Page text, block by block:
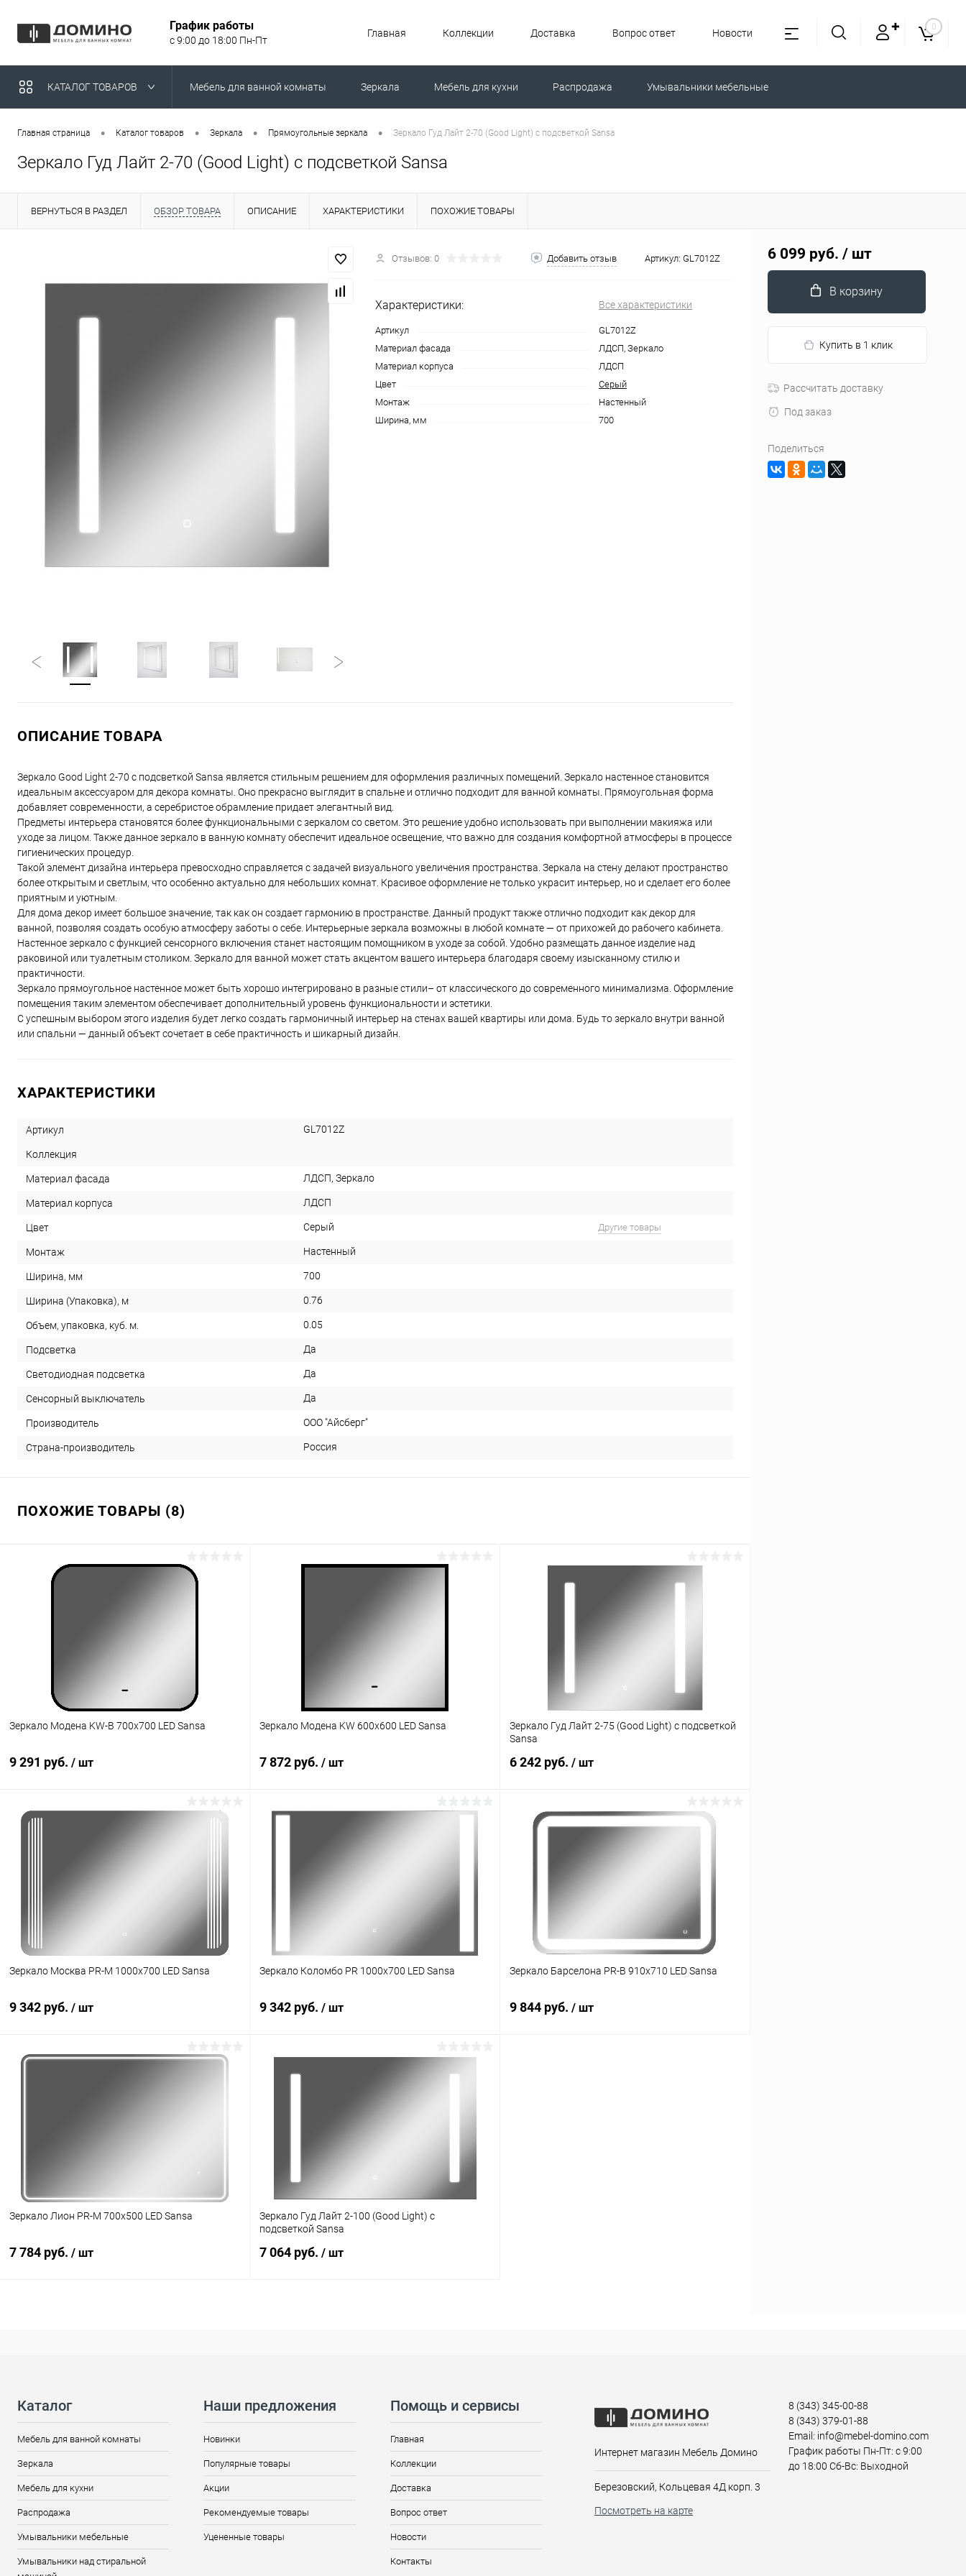
График работы
с 9:00 до 18:00 Пн-Пт
Главная Коллекции Доставка Вопрос ответ Новости
✚ 0
КАТАЛОГ ТОВАРОВ Мебель для ванной комнаты Зеркала Мебель для кухни Распродажа Умывальники мебельные
Умывальники над стиральной машиной Унитазы
Главная страница • Каталог товаров • Зеркала • Прямоугольные зеркала • Зеркало Гуд Лайт 2-70 (Good Light) с подсветкой Sansa
Зеркало Гуд Лайт 2-70 (Good Light) с подсветкой Sansa
ВЕРНУТЬСЯ В РАЗДЕЛ ОБЗОР ТОВАРА ОПИСАНИЕ ХАРАКТЕРИСТИКИ ПОХОЖИЕ ТОВАРЫ
Отзывов: 0 Добавить отзыв Артикул: GL7012Z
Характеристики: Все характеристики
Артикул
GL7012Z
Материал фасада
ЛДСП, Зеркало
Материал корпуса
ЛДСП
Цвет
Серый
Монтаж
Настенный
Ширина, мм
700
ОПИСАНИЕ ТОВАРА
Зеркало Good Light 2-70 с подсветкой Sansa является стильным решением для оформления различных помещений. Зеркало настенное становится
идеальным аксессуаром для декора комнаты. Оно прекрасно выглядит в спальне и отлично подходит для ванной комнаты. Прямоугольная форма
добавляет современности, а серебристое обрамление придает элегантный вид.
Предметы интерьера становятся более функциональными с зеркалом со светом. Это решение удобно использовать при выполнении макияжа или
уходе за лицом. Также данное зеркало в ванную комнату обеспечит идеальное освещение, что важно для создания комфортной атмосферы в процессе
гигиенических процедур.
Такой элемент дизайна интерьера превосходно справляется с задачей визуального увеличения пространства. Зеркала на стену делают пространство
более открытым и светлым, что особенно актуально для небольших комнат. Красивое оформление не только украсит интерьер, но и сделает его более
приятным и уютным.
Для дома декор имеет большое значение, так как он создает гармонию в пространстве. Данный продукт также отлично подходит как декор для
ванной, позволяя создать особую атмосферу заботы о себе. Интерьерные зеркала возможны в любой комнате — от прихожей до рабочего кабинета.
Настенное зеркало с функцией сенсорного включения станет настоящим помощником в уходе за собой. Удобно размещать данное изделие над
раковиной или туалетным столиком. Зеркало для ванной может стать акцентом вашего интерьера благодаря своему изысканному стилю и
практичности.
Зеркало прямоугольное настенное может быть хорошо интегрировано в разные стили– от классического до современного минимализма. Оформление
помещения таким элементом обеспечивает дополнительный уровень функциональности и эстетики.
С успешным выбором этого изделия будет легко создать гармоничный интерьер на стенах вашей квартиры или дома. Будь то зеркало внутри ванной
или спальни — данный объект сочетает в себе практичность и шикарный дизайн.
ХАРАКТЕРИСТИКИ
Артикул GL7012Z
Коллекция
Материал фасада ЛДСП, Зеркало
Материал корпуса ЛДСП
Цвет Серый Другие товары
Монтаж Настенный
Ширина, мм 700
Ширина (Упаковка), м 0.76
Объем, упаковка, куб. м. 0.05
Подсветка Да
Светодиодная подсветка Да
Сенсорный выключатель Да
Производитель ООО "Айсберг"
Страна-производитель Россия
ПОХОЖИЕ ТОВАРЫ (8)
Зеркало Модена KW-B 700х700 LED Sansa
9 291 руб. / шт
Зеркало Модена KW 600х600 LED Sansa
7 872 руб. / шт
Зеркало Гуд Лайт 2-75 (Good Light) с подсветкой
Sansa
6 242 руб. / шт
Зеркало Москва PR-M 1000х700 LED Sansa
9 342 руб. / шт
Зеркало Коломбо PR 1000х700 LED Sansa
9 342 руб. / шт
Зеркало Барселона PR-B 910х710 LED Sansa
9 844 руб. / шт
Зеркало Лион PR-M 700х500 LED Sansa
7 784 руб. / шт
Зеркало Гуд Лайт 2-100 (Good Light) с
подсветкой Sansa
7 064 руб. / шт
6 099 руб. / шт
В корзину
Купить в 1 клик
Рассчитать доставку
Под заказ
Поделиться
Каталог
Мебель для ванной комнаты
Зеркала
Мебель для кухни
Распродажа
Умывальники мебельные
Умывальники над стиральной
Наши предложения
Новинки
Популярные товары
Акции
Рекомендуемые товары
Уцененные товары
Помощь и сервисы
Главная
Коллекции
Доставка
Вопрос ответ
Новости
Контакты
Интернет магазин Мебель Домино
Березовский, Кольцевая 4Д корп. 3
Посмотреть на карте
8 (343) 345-00-88
8 (343) 379-01-88
Email: info@mebel-domino.com
График работы Пн-Пт: с 9:00
до 18:00 Сб-Вс: Выходной